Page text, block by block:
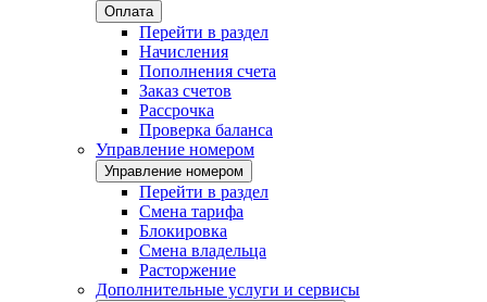
Оплата
Перейти в раздел
Начисления
Пополнения счета
Заказ счетов
Рассрочка
Проверка баланса
Управление номером
Управление номером
Перейти в раздел
Смена тарифа
Блокировка
Смена владельца
Расторжение
Дополнительные услуги и сервисы